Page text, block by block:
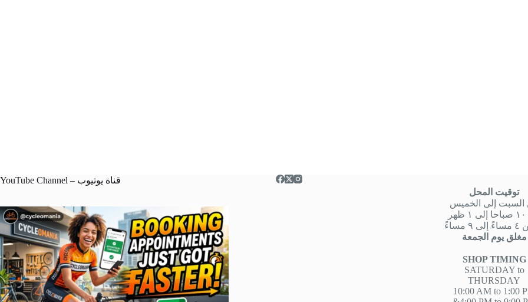
YouTube Channel – قناة يوتيوب
توقيت المحل
السبت إلى الخميس
مساءً
مغلق يوم الجمعة
SHOP TIMING
SATURDAY to
THURSDAY
10:00 AM to 1:00